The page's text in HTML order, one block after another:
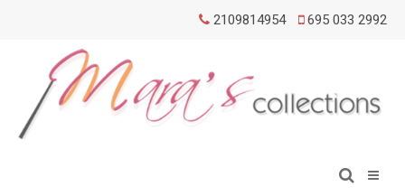
2109814954 695 033 2992